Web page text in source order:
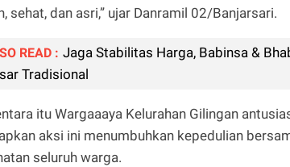
sehat, dan asri,” ujar Danramil 02/Banjarsari.
READ : Jaga Stabilitas Harga, Babinsa &
Tradisional
itu Wargaaaya Kelurahan Gilingan
aksi ini menumbuhkan kepedulian
seluruh warga.